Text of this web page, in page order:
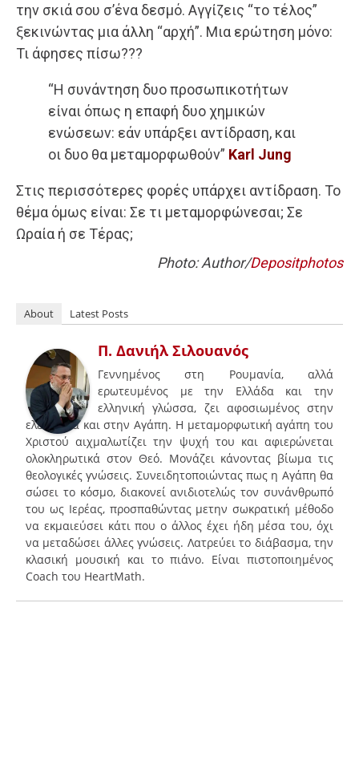
την σκιά σου σ’ένα δεσμό. Αγγίζεις “το τέλος”
ξεκινώντας μια άλλη “αρχή”. Μια ερώτηση μόνο:
Τι άφησες πίσω???
“Η συνάντηση δυο προσωπικοτήτων
είναι όπως η επαφή δυο χημικών
ενώσεων: εάν υπάρξει αντίδραση, και
οι δυο θα μεταμορφωθούν” Karl Jung
Στις περισσότερες φορές υπάρχει αντίδραση. Το
θέμα όμως είναι: Σε τι μεταμορφώνεσαι; Σε
Ωραία ή σε Τέρας;
Photo: Author/Depositphotos
About Latest Posts
Π. Δανιήλ Σιλουανός
Γεννημένος στη Ρουμανία, αλλά
ερωτευμένος με την Ελλάδα και την
ελληνική γλώσσα, ζει αφοσιωμένος στην
ελευθερία και στην Αγάπη. Η μεταμορφωτική αγάπη του
Χριστού αιχμαλωτίζει την ψυχή του και αφιερώνεται
ολοκληρωτικά στον Θεό. Μονάζει κάνοντας βίωμα τις
θεολογικές γνώσεις. Συνειδητοποιώντας πως η Αγάπη θα
σώσει το κόσμο, διακονεί ανιδιοτελώς τον συνάνθρωπό
του ως Ιερέας, προσπαθώντας μετην σωκρατική μέθοδο
να εκμαιεύσει κάτι που ο άλλος έχει ήδη μέσα του, όχι
να μεταδώσει άλλες γνώσεις. Λατρεύει το διάβασμα, την
κλασική μουσική και το πιάνο. Είναι πιστοποιημένος
Coach του HeartMath.